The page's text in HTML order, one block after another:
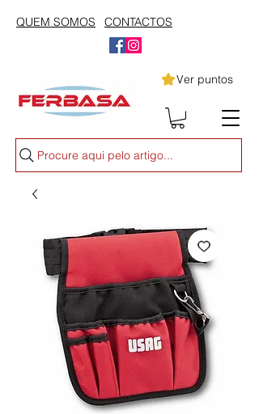
QUEM SOMOS CONTACTOS
Ver puntos
Procure aqui pelo artigo...